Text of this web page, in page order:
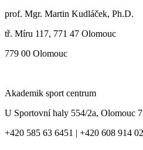
prof. Mgr. Martin Kudláček, Ph.D.
tř. Míru 117, 771 47 Olomouc
779 00 Olomouc
Akademik sport centrum
U Sportovní haly 554/2a, Olomouc
+420 585 63 6451 | +420 608 914